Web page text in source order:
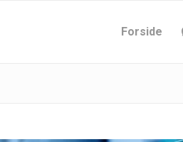
Forside